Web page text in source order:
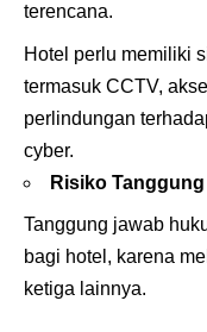
terencana.
Hotel perlu memiliki
termasuk CCTV,
perlindungan
cyber.
Risiko
Tanggung jawab
bagi hotel, karena
ketiga lainnya.